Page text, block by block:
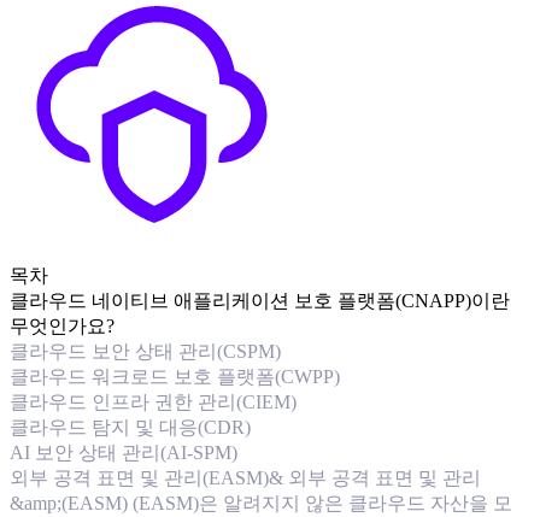
목차
클라우드 네이티브 애플리케이션 보호 플랫폼(CNAPP)이란
무엇인가요?
클라우드 보안 상태 관리(CSPM)
클라우드 워크로드 보호 플랫폼(CWPP)
클라우드 인프라 권한 관리(CIEM)
클라우드 탐지 및 대응(CDR)
AI 보안 상태 관리(AI-SPM)
외부 공격 표면 및 관리(EASM)& 외부 공격 표면 및 관리
&amp;(EASM) (EASM)은 알려지지 않은 클라우드 자산을 모